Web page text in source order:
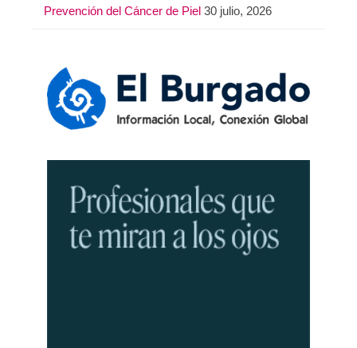
Prevención del Cáncer de Piel 30 julio, 2026